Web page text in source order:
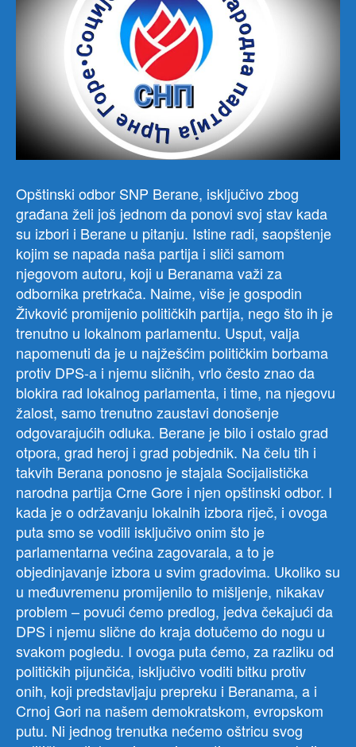
Opštinski odbor SNP Berane, isključivo zbog
građana želi još jednom da ponovi svoj stav kada
su izbori i Berane u pitanju. Istine radi, saopštenje
kojim se napada naša partija i sliči samom
njegovom autoru, koji u Beranama važi za
odbornika pretrkača. Naime, više je gospodin
Živković promijenio političkih partija, nego što ih je
trenutno u lokalnom parlamentu. Usput, valja
napomenuti da je u najžešćim političkim borbama
protiv DPS-a i njemu sličnih, vrlo često znao da
blokira rad lokalnog parlamenta, i time, na njegovu
žalost, samo trenutno zaustavi donošenje
odgovarajućih odluka. Berane je bilo i ostalo grad
otpora, grad heroj i grad pobjednik. Na čelu tih i
takvih Berana ponosno je stajala Socijalistička
narodna partija Crne Gore i njen opštinski odbor. I
kada je o održavanju lokalnih izbora riječ, i ovoga
puta smo se vodili isključivo onim što je
parlamentarna većina zagovarala, a to je
objedinjavanje izbora u svim gradovima. Ukoliko su
u međuvremenu promijenilo to mišljenje, nikakav
problem – povući ćemo predlog, jedva čekajući da
DPS i njemu slične do kraja dotučemo do nogu u
svakom pogledu. I ovoga puta ćemo, za razliku od
političkih pijunčića, isključivo voditi bitku protiv
onih, koji predstavljaju prepreku i Beranama, a i
Crnoj Gori na našem demokratskom, evropskom
putu. Ni jednog trenutka nećemo oštricu svog